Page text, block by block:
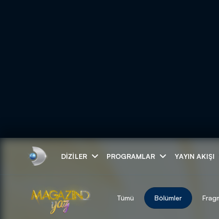
DIZILER PROGRAMLAR YAYIN AKIŞI
ARAMA SONUÇLARI
Tümü Bölümler